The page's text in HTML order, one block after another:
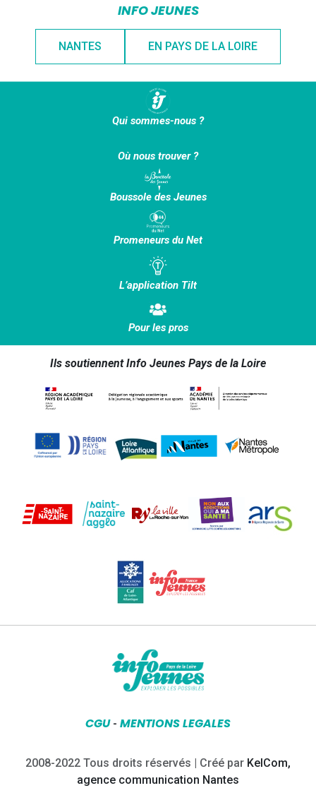
INFO JEUNES
NANTES EN PAYS DE LA LOIRE
Qui sommes-nous ?
Où nous trouver ?
Boussole des Jeunes
Promeneurs du Net
L’application Tilt
Pour les pros
Ils soutiennent Info Jeunes Pays de la Loire
CGU- MENTIONS LEGALES
2008-2022 Tous droits réservés | Créé par KelCom,
agence communication Nantes